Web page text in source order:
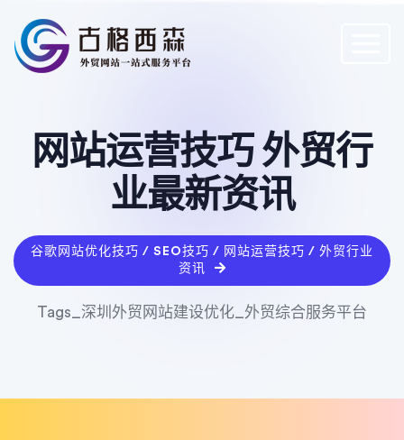
网站运营技巧 外贸行
业最新资讯
谷歌网站优化技巧 / SEO技巧 / 网站运营技巧 / 外贸行业
资讯
Tags_深圳外贸网站建设优化_外贸综合服务平台